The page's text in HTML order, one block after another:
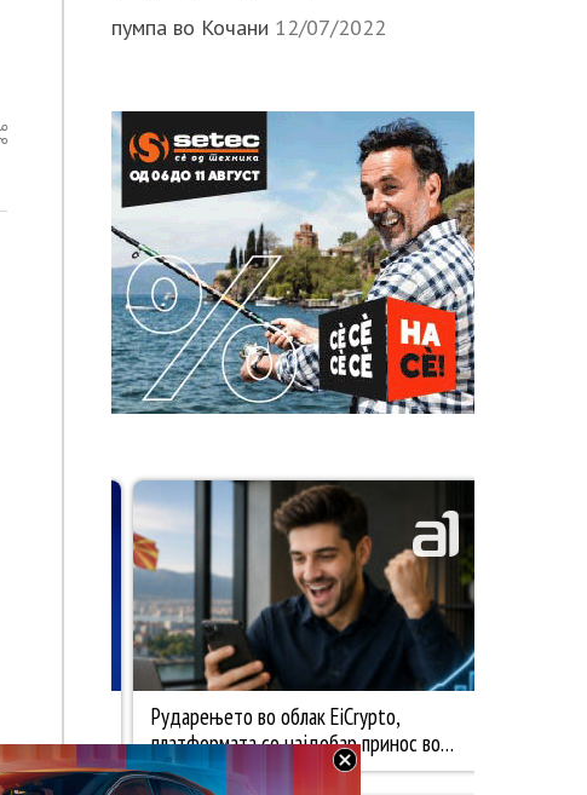
пумпа во Кочани 12/07/2022